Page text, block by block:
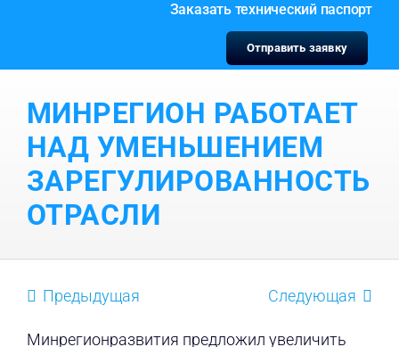
услуги
Заказать технический паспорт
Отправить заявку
МИНРЕГИОН РАБОТАЕТ
НАД УМЕНЬШЕНИЕМ
ЗАРЕГУЛИРОВАННОСТЬ
ОТРАСЛИ
Предыдущая Следующая
Минрегионразвития предложил увеличить